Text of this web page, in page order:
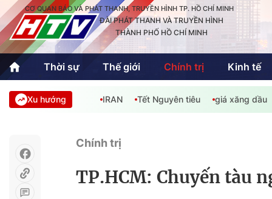
CƠ QUAN BÁO VÀ PHÁT THANH, TRUYỀN HÌNH TP. HỒ CHÍ MINH
ĐÀI PHÁT THANH VÀ TRUYỀN HÌNH
THÀNH PHỐ HỒ CHÍ MINH
Thời sự Thế giới Chính trị Kinh tế
Thời sự
Thể thao
Quốc tế
Văn hóa -
An Sinh
Xu hướng IRAN Tết Nguyên tiêu giá xăng dầu
Chính trị
TP.HCM: Chuyến tàu